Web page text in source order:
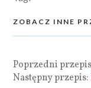
ZOBACZ INNE
Poprzedni
Następny przepis: